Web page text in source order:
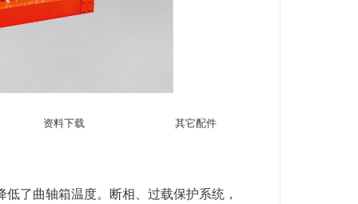
资料下载 其它配件
低了曲轴箱温度。断相、过载保护系统，